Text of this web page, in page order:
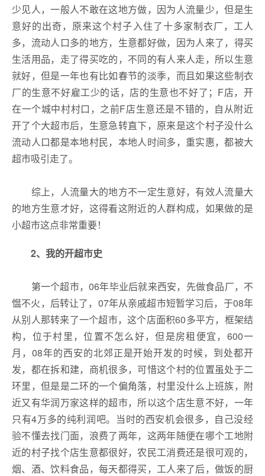
少见人，一般人不敢在这地方做，因为人流量少，但是生
意好的出奇，原来这个村子入住了十多家制衣厂，工人
多，流动人口多的地方，生意都好做，因为人来了，得买
生活用品，走了得买吃的，不同的有人来人走，所以生意
就好，但是一年也有比如春节的淡季，而且如果这些制衣
厂的生意不好雇工少的话，店的生意也不好了；F店，开
在一个城中村村口，之前F店生意还是不错的，自从附近
开了个大超市后，生意急转直下，原来是这个村子没什么
流动人口都是本地村民，本地人时间多，重实惠，都被大
超市吸引走了。
综上，人流量大的地方不一定生意好，有效人流量大
的地方生意才好，这得看这附近的人群构成，如果做的是
小超市这点非常重要！
2、 我的开超市史
第一个超市，06年毕业后就来西安，先做食品厂，不
愠不火，后转让了，07年从亲戚超市短暂学习后，于08年
从别人那转来了一个超市，这个店面积60多平方，框架结
构，位于村里，位置不怎么好，但是房租便宜，600一
月，08年的西安的北郊正是开始开发的时候，到处都开
发，都在拆和建，商机很多，可惜这个村的位置虽处于二
环里，但是是二环的一个偏角落，村里没什么上班族，附
近又有华润万家这样的超市，所以这个店生意不好，一年
只有4万多的纯利润吧。当时的西安机会很多，自己没经
验不懂去找门面，浪费了两年，这两年随便在哪个工地附
近的村子找个店生意都很好，农民工消费还是很可观的，
烟、酒、饮料食品，每天都得买，工人来了后，做饭的厨